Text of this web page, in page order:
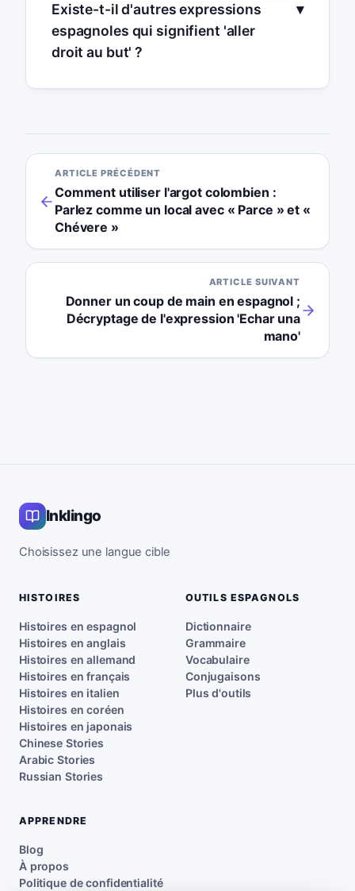
Existe-t-il d'autres expressions
espagnoles qui signifient 'aller
droit au but' ?
ARTICLE PRÉCÉDENT
Comment utiliser l'argot colombien :
Parlez comme un local avec « Parce » et «
Chévere »
ARTICLE SUIVANT
Donner un coup de main en espagnol ;
Décryptage de l'expression 'Echar una
mano'
Inklingo
Choisissez une langue cible
HISTOIRES
Histoires en espagnol
Histoires en anglais
Histoires en allemand
Histoires en français
Histoires en italien
Histoires en coréen
Histoires en japonais
Chinese Stories
Arabic Stories
Russian Stories
OUTILS ESPAGNOLS
Dictionnaire
Grammaire
Vocabulaire
Conjugaisons
Plus d'outils
APPRENDRE
Blog
À propos
Politique de confidentialité